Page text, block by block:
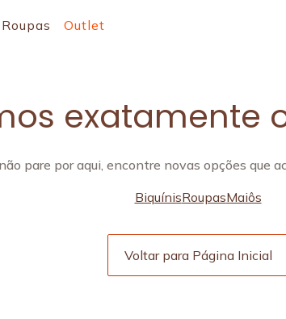
Roupas Outlet
exatamente
pare por aqui, encontre novas opções que
BiquínisRoupasMaiôs
Voltar para Página Inicial